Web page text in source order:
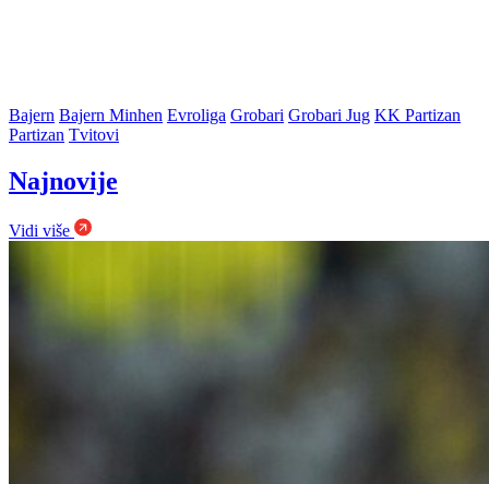
Bajern Bajern Minhen Evroliga Grobari Grobari Jug KK Partizan
Partizan Tvitovi
Najnovije
Vidi više